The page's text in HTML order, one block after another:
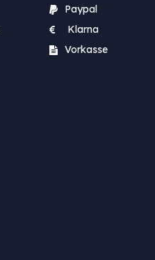
Paypal
Klarna
Vorkasse